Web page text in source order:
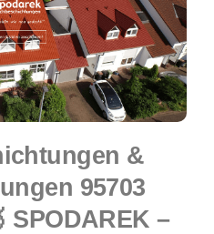
&
95703
SPODAREK –